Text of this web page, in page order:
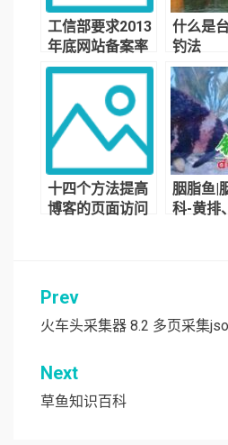
工信部要求2013
年底网站备案率
达99.5%
什么是
钓法
十四个方法提高
博客的页面访问
胭脂鱼|
科-黄排
文
章
导
航
Prev
火车头采集器 8.2 多页采集
Next
草鱼知识百科